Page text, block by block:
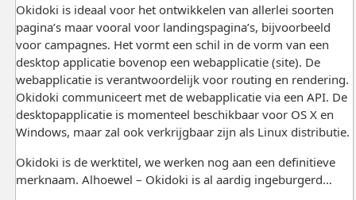
Okidoki is ideaal voor het ontwikkelen van allerlei soorten
pagina’s maar vooral voor landingspagina’s, bijvoorbeeld
voor campagnes. Het vormt een schil in de vorm van een
desktop applicatie bovenop een webapplicatie (site). De
webapplicatie is verantwoordelijk voor routing en rendering.
Okidoki communiceert met de webapplicatie via een API. De
desktopapplicatie is momenteel beschikbaar voor OS X en
Windows, maar zal ook verkrijgbaar zijn als Linux distributie.
Okidoki is de werktitel, we werken nog aan een definitieve
merknaam. Alhoewel – Okidoki is al aardig ingeburgerd…